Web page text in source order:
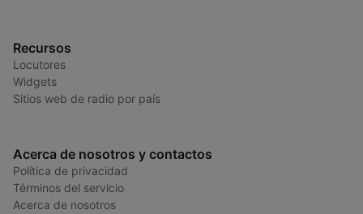
Recursos
Locutores
Widgets
Sitios web de radio por país
Acerca de nosotros y contactos
Política de privacidad
Términos del servicio
Acerca de nosotros